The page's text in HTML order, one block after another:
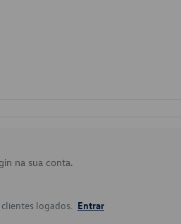
na sua conta.
logados. Entrar